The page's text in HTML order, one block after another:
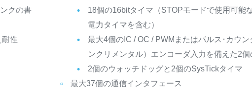
クの書
性
18個の16bitタイマ（STOPモードで使用可能
電力タイマを含む）
最大4個のIC / OC / PWMまたはパルス･カウン
ンクリメンタル）エンコーダ入力を備えた2
2個のウォッチドッグと2個のSysTickタイマ
最大37個の通信インタフェース